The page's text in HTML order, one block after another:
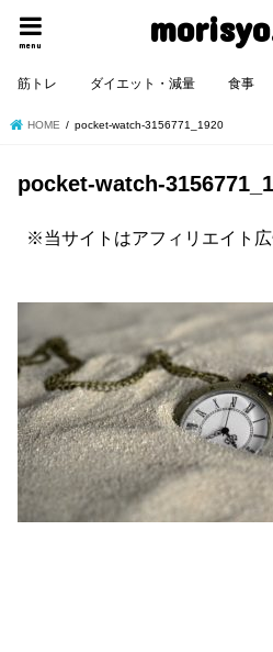
menu
筋トレ ダイエット・減量 食事
HOME pocket-watch-3156771_1920
pocket-watch-
※当サイトはアフィリエイト